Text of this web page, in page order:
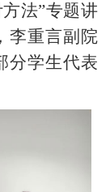
法”专题讲
李重言副院
分学生代表